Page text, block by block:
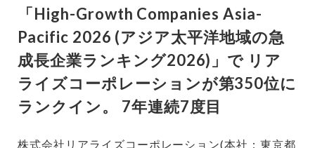
「High-Growth Companies Asia-
Pacific 2026 (アジア太平洋地域の急
成長企業ランキング2026)」で リア
ライズコーポレーションが第350位に
ランクイン。 7年連続7度目
株式会社リアライズコーポレーション(本社：東京都